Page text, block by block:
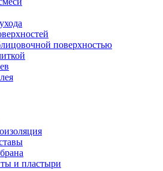
поверхностью
и пластыри